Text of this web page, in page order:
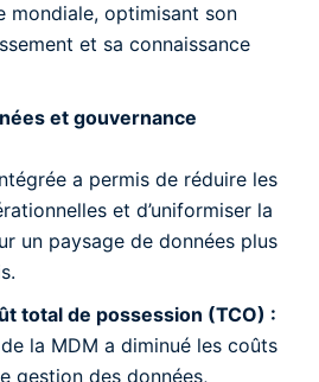
mondiale, optimisant son
et sa connaissance
et gouvernance
a permis de réduire les
et d’uniformiser la
un paysage de données plus
total de possession (TCO) :
la MDM a diminué les coûts
gestion des données,